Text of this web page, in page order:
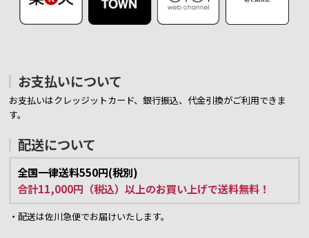
お支払いについて
お支払いはクレッジットカード、銀行振込、代金引換がご利用できま
す。
配送について
全国一律送料550円(税別)
合計11,000円（税込）以上のお買い上げで送料無料！
・配送は佐川急便でお届けいたします。